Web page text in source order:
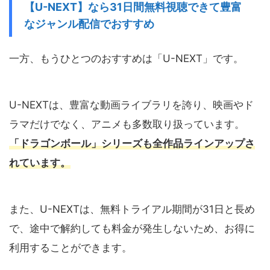
【U-NEXT】なら31日間無料視聴できて豊富
なジャンル配信でおすすめ
一方、もうひとつのおすすめは「U-NEXT」です。
U-NEXTは、豊富な動画ライブラリを誇り、映画やド
ラマだけでなく、アニメも多数取り扱っています。
「ドラゴンボール」シリーズも全作品ラインアップさ
れています。
また、U-NEXTは、無料トライアル期間が31日と長め
で、途中で解約しても料金が発生しないため、お得に
利用することができます。